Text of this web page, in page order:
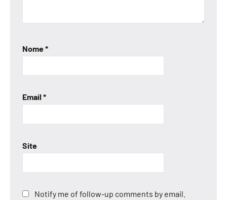
Nome*
Email *
Site
Notify me of follow-up comments by email.